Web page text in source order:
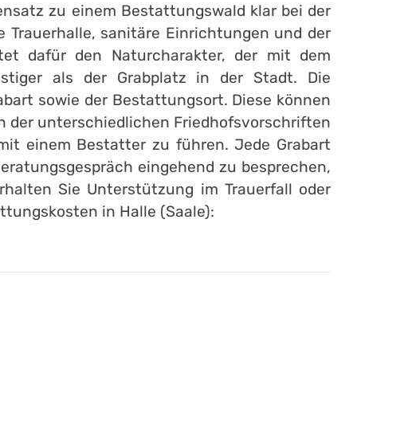
zu einem Bestattungswald klar bei der
Trauerhalle, sanitäre Einrichtungen und der
dafür den Naturcharakter, der mit dem
als der Grabplatz in der Stadt. Die
sowie der Bestattungsort. Diese können
der unterschiedlichen Friedhofsvorschriften
einem Bestatter zu führen. Jede Grabart
eingehend zu besprechen,
Sie Unterstützung im Trauerfall oder
in Halle (Saale):